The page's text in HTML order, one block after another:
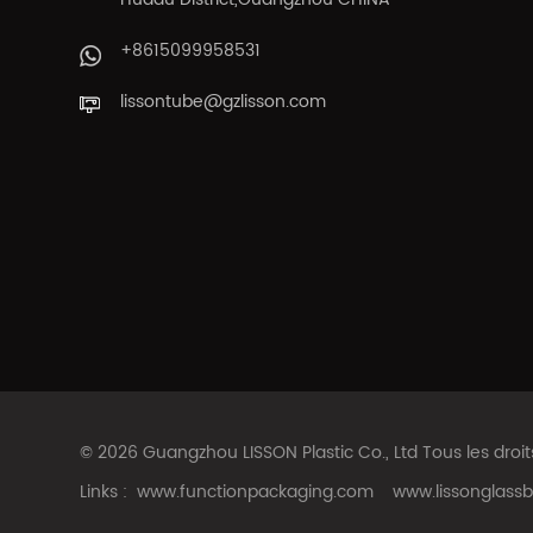
+8615099958531
lissontube@gzlisson.com
© 2026 Guangzhou LISSON Plastic Co., Ltd Tous les
Links : www.functionpackaging.com